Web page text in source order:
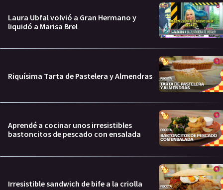
Laura Ubfal volvió a Gran Hermano y
liquidó a Marisa Brel
Riquísima Tarta de Pastelera y Almendras
Aprendé a cocinar unos irresistibles
bastoncitos de pescado con ensalada
Irresistible sandwich de bife a la criolla